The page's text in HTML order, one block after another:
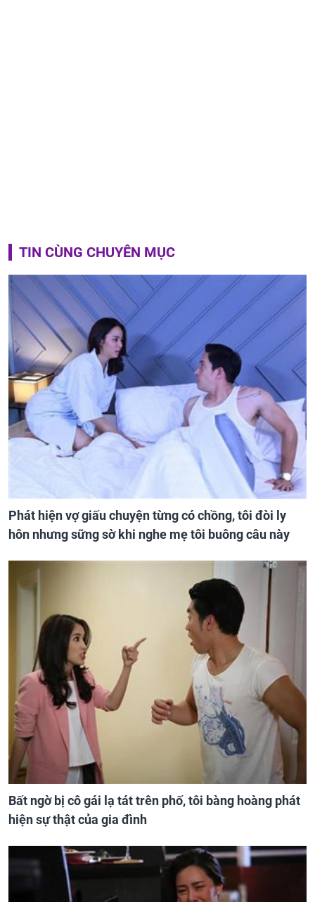
TIN CÙNG CHUYÊN MỤC
Phát hiện vợ giấu chuyện từng có chồng, tôi đòi ly
hôn nhưng sững sờ khi nghe mẹ tôi buông câu này
Bất ngờ bị cô gái lạ tát trên phố, tôi bàng hoàng phát
hiện sự thật của gia đình